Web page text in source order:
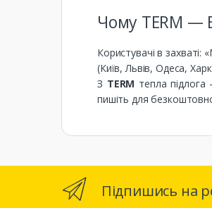
Чому TERM —
Користувачі в
(Київ, Львів, Одеса,
З TERM тепла
пишіть для
Підпишись на